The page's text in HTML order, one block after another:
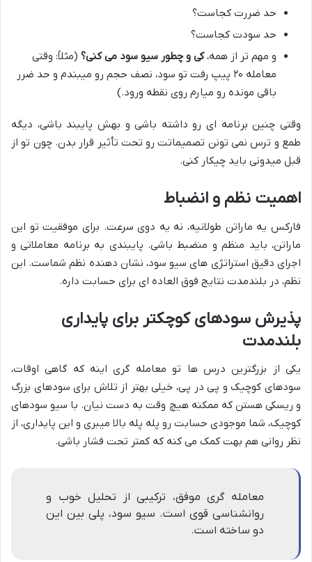
حد ضررت کجاست؟
حد سودت کجاست؟
و مهم تر از همه،کی و چطور سیو سود می کنی؟ (مثلاً: وقتی
معامله ۲۰ پیپ رفت تو سود، نصف حجم رو میبندم و حد ضرر
باقی مونده رو میارم روی نقطه ورود.)
وقتی چنین برنامه ای رو داشته باشی و بهش پایبند باشی، دیگه
طمع و ترس نمی تونن تصمیماتت رو تحت تأثیر قرار بدن. چون تو از
قبل میدونی باید چیکار کنی.
اهمیت نظم و انضباط
فارکس یه ماراتن طولانیه، نه یه دوی سرعت. برای موفقیت تو این
ماراتن، باید منظم و منضبط باشی. پایبندی به برنامه معاملاتی و
اجرای دقیق استراتژی های سیو سود، نشان دهنده نظم شماست. این
نظم، در بلندمدت نتایج فوق العاده ای برای حسابت داره.
پذیرش سودهای کوچکتر برای پایداری
بلندمدت
یکی از بزرگترین درس ها تو معامله گری اینه که گاهی اوقات،
سودهای کوچیک و پی در پی، خیلی بهتر از تلاش برای سودهای بزرگ
و ریسکی هستن که ممکنه هیچ وقت به دست نیان. با سیو سودهای
کوچیک، شما موجودی حسابت رو پله پله بالا میبری و این پایداری، از
نظر روانی هم بهت کمک می کنه که کمتر تحت فشار باشی.
معامله گری موفق، ترکیبی از تحلیل خوب و
روانشناسی قوی است. سیو سود، پلی بین این
دو ساخته است.